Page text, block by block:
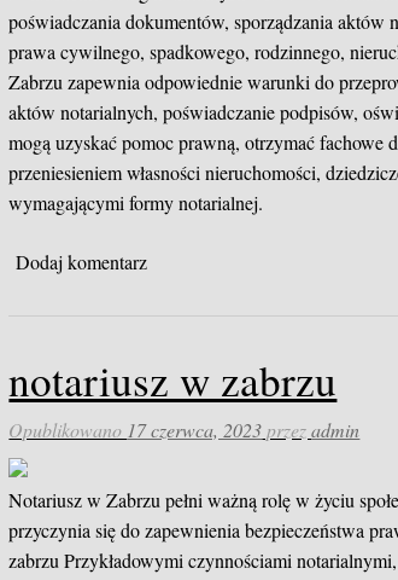
poświadczania dokumentów, sporządzania
prawa cywilnego, spadkowego, rodzinnego,
Zabrzu zapewnia odpowiednie warunki do
aktów notarialnych, poświadczanie podpisów,
mogą uzyskać pomoc prawną, otrzymać fachowe
przeniesieniem własności nieruchomości,
wymagającymi formy notarialnej.
Dodaj komentarz
notariusz w zabrzu
Opublikowano 17 czerwca, 2023przezadmin
Notariusz w Zabrzu pełni ważną rolę w życiu
przyczynia się do zapewnienia bezpieczeństwa
zabrzuPrzykładowymi czynnościami